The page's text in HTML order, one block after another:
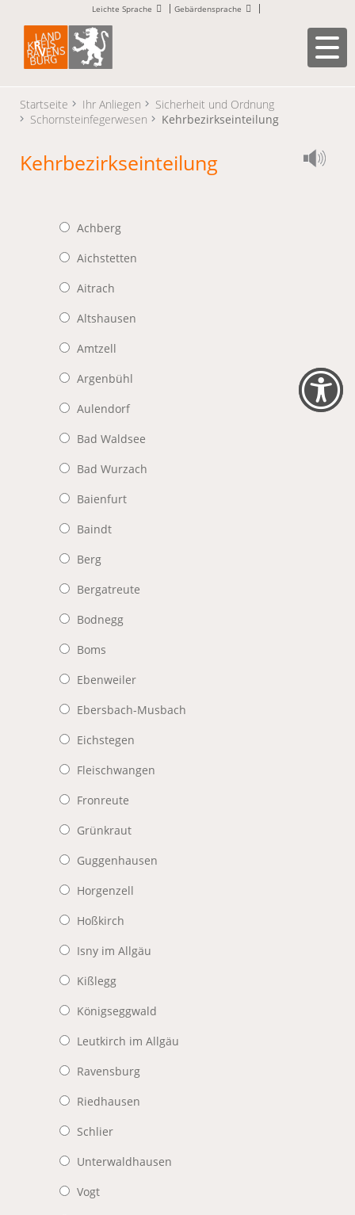
Leichte Sprache Gebärdensprache
Startseite Ihr Anliegen
Sicherheit und Ordnung
Schornsteinfegerwesen
Kehrbezirkseinteilung
Kehrbezirkseinteilung
Achberg
Aichstetten
Aitrach
Altshausen
Amtzell
Argenbühl
Aulendorf
Bad Waldsee
Bad Wurzach
Baienfurt
Baindt
Berg
Bergatreute
Bodnegg
Boms
Ebenweiler
Ebersbach-Musbach
Eichstegen
Fleischwangen
Fronreute
Grünkraut
Guggenhausen
Horgenzell
Hoßkirch
Isny im Allgäu
Kißlegg
Königseggwald
Leutkirch im Allgäu
Ravensburg
Riedhausen
Schlier
Unterwaldhausen
Vogt